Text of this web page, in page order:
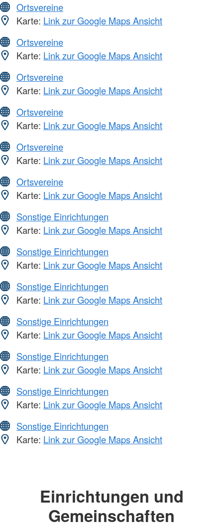
Ortsvereine
Karte: Link zur Google Maps Ansicht
Ortsvereine
Karte: Link zur Google Maps Ansicht
Ortsvereine
Karte: Link zur Google Maps Ansicht
Ortsvereine
Karte: Link zur Google Maps Ansicht
Ortsvereine
Karte: Link zur Google Maps Ansicht
Ortsvereine
Karte: Link zur Google Maps Ansicht
Sonstige Einrichtungen
Karte: Link zur Google Maps Ansicht
Sonstige Einrichtungen
Karte: Link zur Google Maps Ansicht
Sonstige Einrichtungen
Karte: Link zur Google Maps Ansicht
Sonstige Einrichtungen
Karte: Link zur Google Maps Ansicht
Sonstige Einrichtungen
Karte: Link zur Google Maps Ansicht
Sonstige Einrichtungen
Karte: Link zur Google Maps Ansicht
Sonstige Einrichtungen
Karte: Link zur Google Maps Ansicht
Einrichtungen und
Gemeinschaften